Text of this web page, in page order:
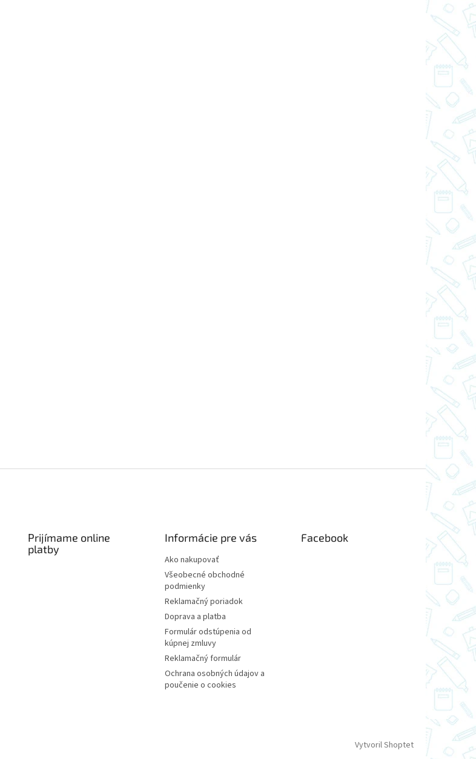
Prijímame online
platby
Informácie pre vás
Ako nakupovať
Všeobecné obchodné
podmienky
Reklamačný poriadok
Doprava a platba
Formulár odstúpenia od
kúpnej zmluvy
Reklamačný formulár
Ochrana osobných údajov a
poučenie o cookies
Facebook
Vytvoril Shoptet